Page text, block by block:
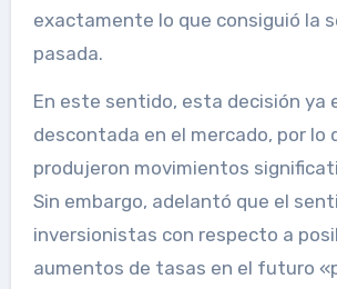
exactamente lo que consiguió la
pasada.
En este sentido, esta decisión ya
descontada en el mercado, por lo
produjeron movimientos
Sin embargo, adelantó que el
inversionistas con respecto a
aumentos de tasas en el futuro